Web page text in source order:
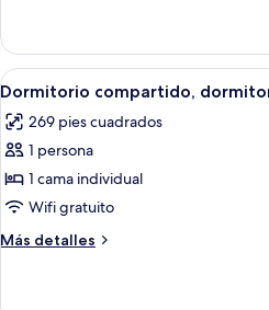
doble,
Terraza
Abrir
todas
las
fotos
de
Dormitorio
compartido,
dormitorio
5
Dormitorio compartido,
269 pies cuadrados
1 persona
1 cama individual
Wifi gratuito
Más detalles
Más